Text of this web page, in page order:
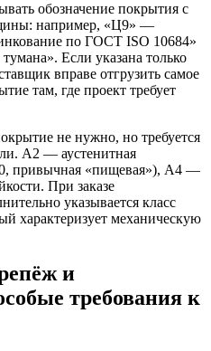
обозначение покрытия с
например, «Ц9» —
по ГОСТ ISO 10684»
Если указана только
вправе отгрузить самое
там, где проект требует
не нужно, но требуется
A2 — аустенитная
привычная «пищевая»), A4 —
При заказе
указывается класс
характеризует механическую
и
требования к